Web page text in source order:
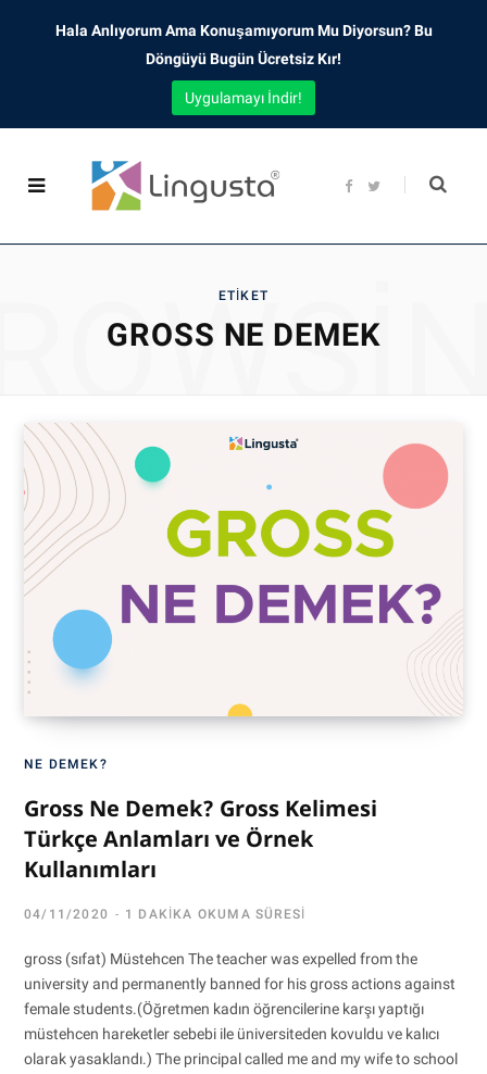
F
b
t
ETIKET
GROSS NE DEMEK
NE DEMEK?
Gross Ne Demek? Gross Kelimesi
Türkçe Anlamları ve Örnek
Kullanımları
04/11/2020 1 DAKIKA OKUMA SÜRESI
gross (sıfat) Müstehcen The teacher was expelled from the
university and permanently banned for his gross actions against
female students.(Öğretmen kadın öğrencilerine karşı yaptığı
müstehcen hareketler sebebi ile üniversiteden kovuldu ve kalıcı
olarak yasaklandı.) The principal called me and my wife to school
Hala Anlıyorum Ama Konuşamıyorum Mu Diyorsun? Bu
Döngüyü Bugün Ücretsiz Kır!
Uygulamayı İndir!